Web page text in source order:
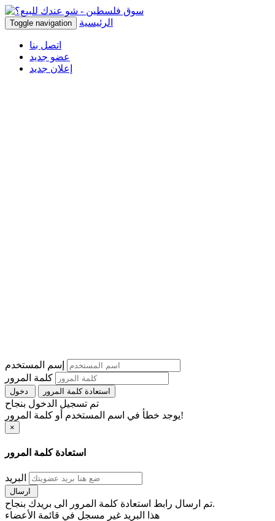
Toggle navigation الرئيسية
اتصل بنا
عضو جديد
إعلان جديد
إسم المستخدم
كلمة المرور
استعادة كلمة المرور
تم تسجيل الدخول بنجاح
يوجد خطأ في اسم المستخدم أو كلمة المرور!
×
استعادة كلمة المرور
البريد
تم ارسال رابط استعادة كلمة المرور الى بريدك بنجاح.
هذا البريد غير مسجل في قائمة الأعضاء